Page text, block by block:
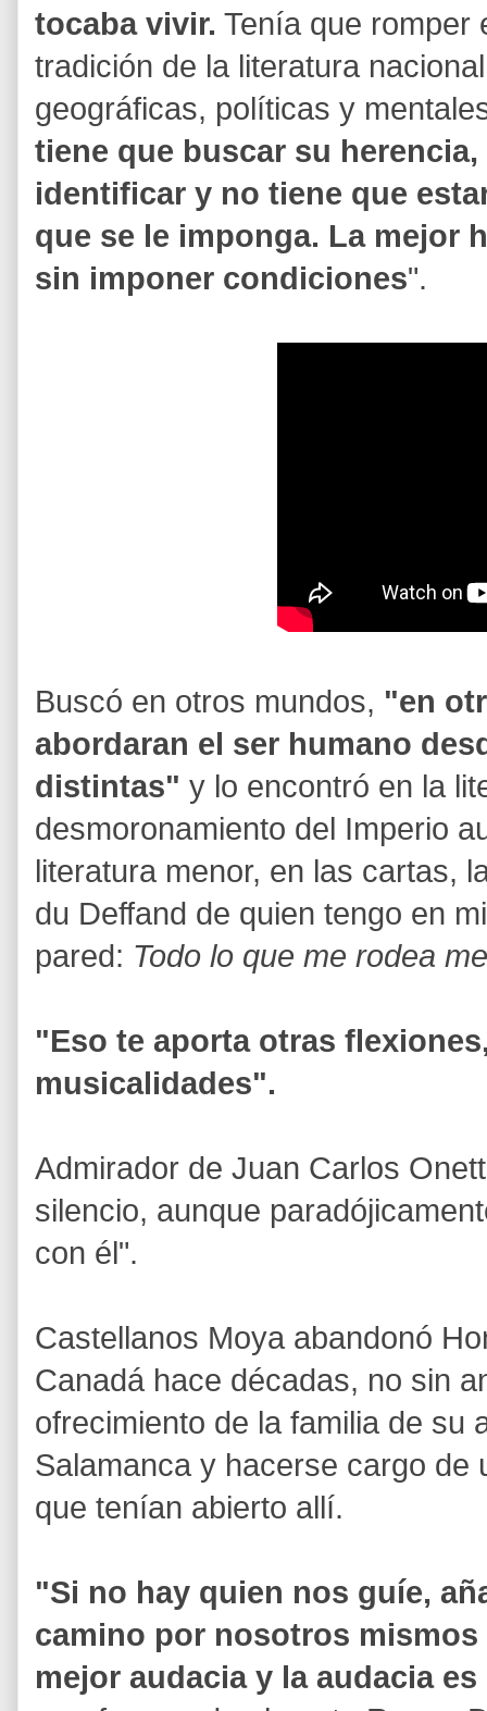
tocaba vivir. Tenía que romper
tradición de la literatura
geográficas, políticas y
tiene que buscar su
identificar y no tiene que
que se le imponga. La mejor
sin imponer condiciones".
Buscó en otros mundos, "en
abordaran el ser humano
distintas" y lo encontró en la
desmoronamiento del Imperio
literatura menor, en las cartas,
du Deffand de quien tengo en
pared: Todo lo que me rodea
"Eso te aporta otras
musicalidades".
Admirador de Juan Carlos
silencio, aunque
con él".
Castellanos Moya abandonó
Canadá hace décadas, no sin
ofrecimiento de la familia de su
Salamanca y hacerse cargo de
que tenían abierto allí.
"Si no hay quien nos guíe,
camino por nosotros mismos
mejor audacia y la audacia